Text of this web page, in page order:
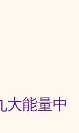
大能量中